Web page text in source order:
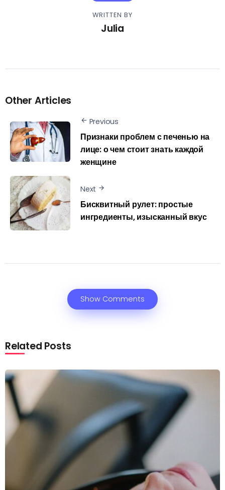
WRITTEN BY
Julia
Other Articles
Previous
Признаки проблем с печенью на
лице: о чем стоит знать каждой
женщине
Next
Бисквитный рулет: простые
ингредиенты, изысканный вкус
Show Comments
Related Posts